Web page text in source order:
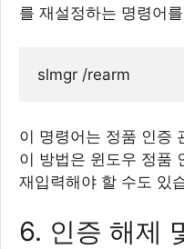
를 재설정하는 명령어
이 명령어는 정품 인증
이 방법은 윈도우 정품
재입력해야 할 수도 있
6. 인증 해제